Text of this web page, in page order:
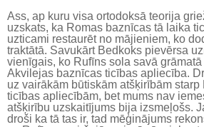
Ass, ap kuru visa ortodoksā teorija
uzskats, ka Romas baznīcas tā laika
uzticami restaurēt no mājieniem, ko
traktātā. Savukārt Bedkoks pievērsa
vienīgais, ko Rufīns sola savā
Akvilejas baznīcas ticības apliecība.
uz vairākām būtiskām atšķirībām
ticības apliecībām, bet mums nav
atšķirību uzskaitījums bija izsmeļošs.
droši ka tā tas ir, tad mēģinājums